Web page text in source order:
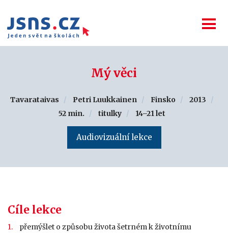
Mý věci
Tavarataivas Petri Luukkainen Finsko
2013
52 min.
titulky 14–21 let
Audiovizuální lekce
Cíle lekce
přemýšlet o způsobu života šetrném k životnímu